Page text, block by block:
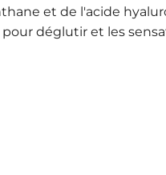
et de l'acide
déglutir et les